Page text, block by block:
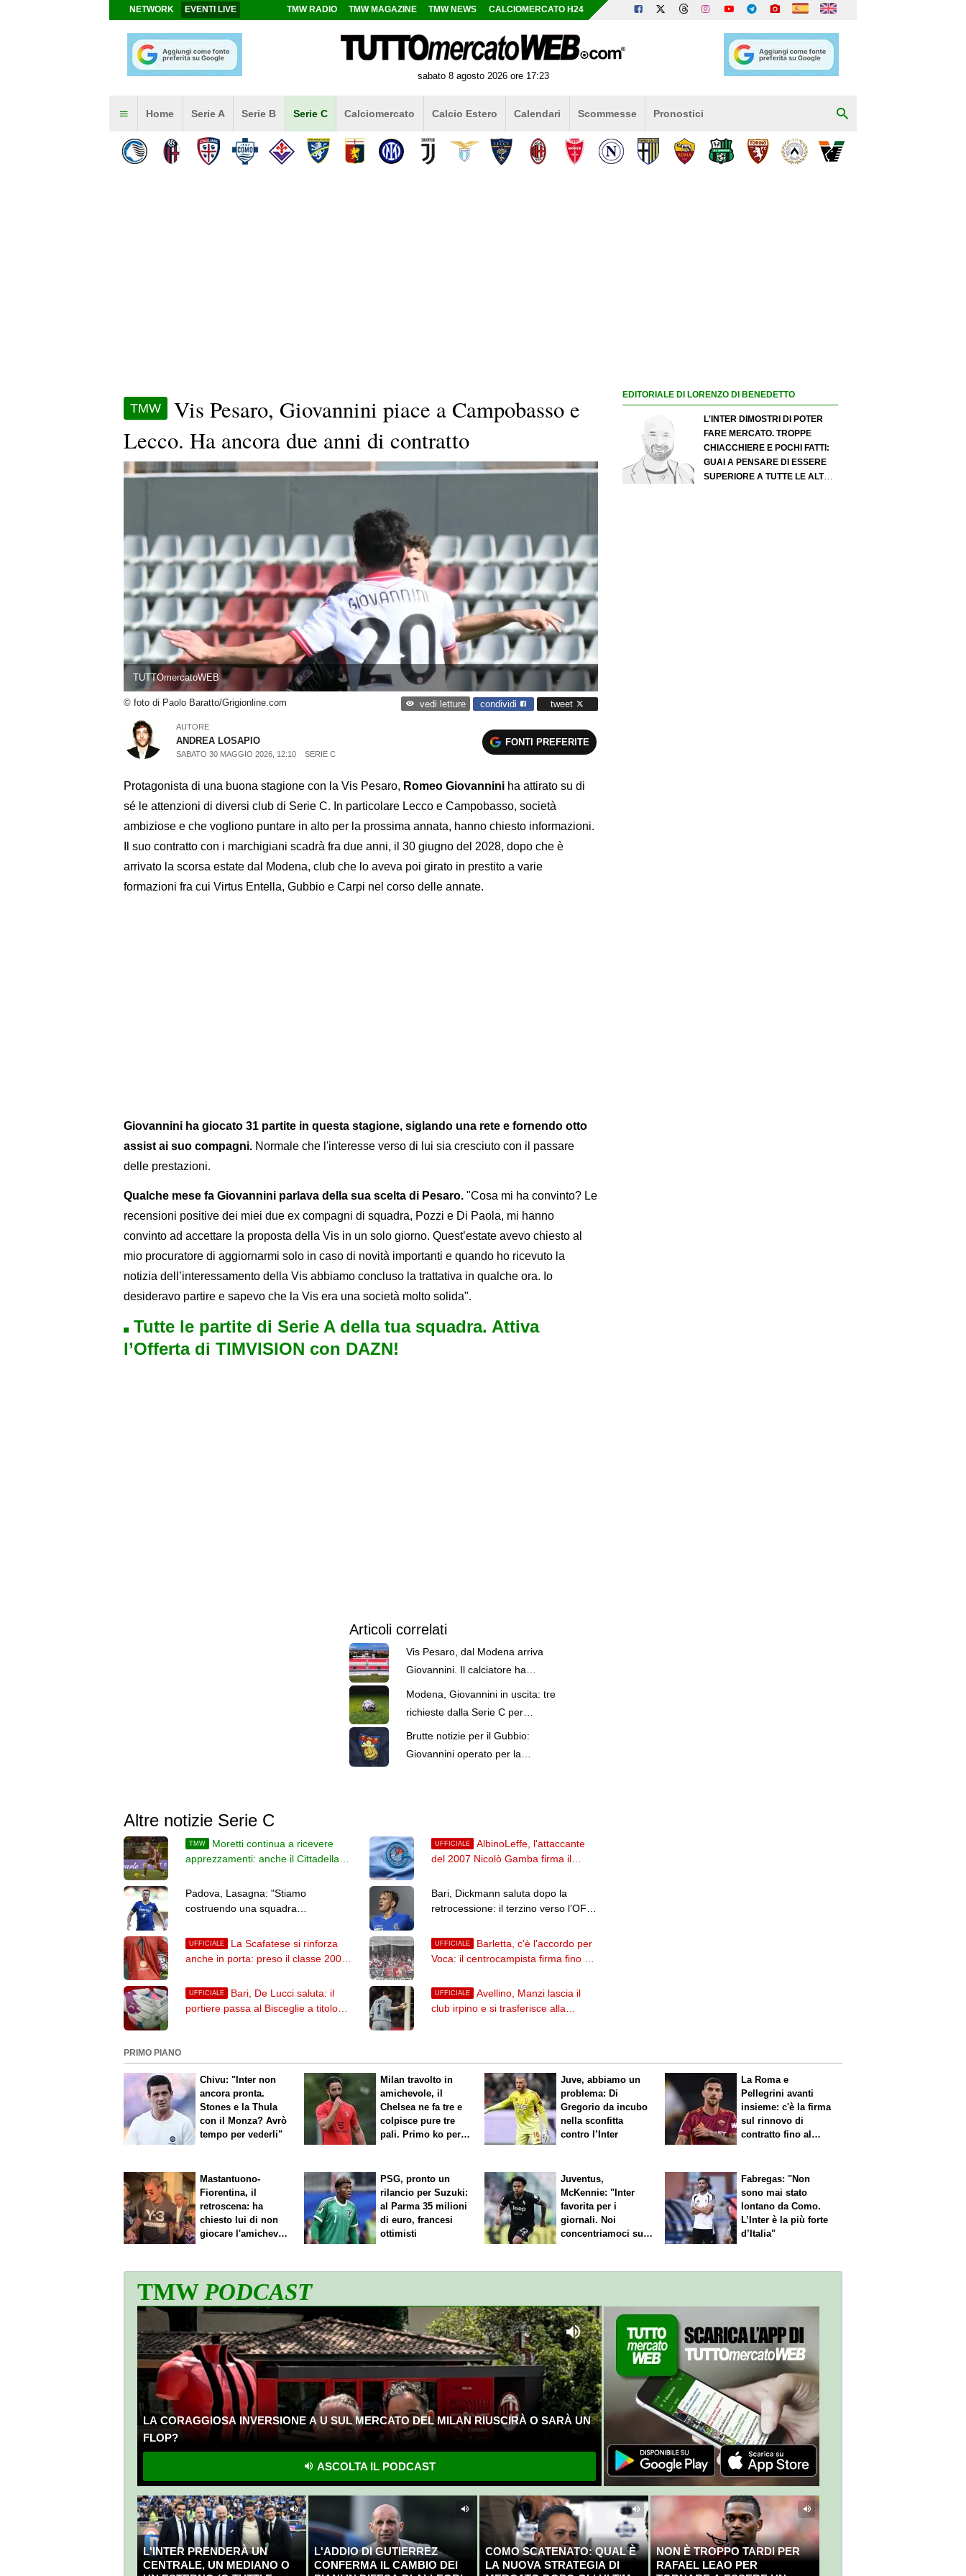
NETWORK EVENTI LIVE TMW RADIO TMW MAGAZINE TMW NEWS CALCIOMERCATO H24
sabato 8 agosto 2026 ore 17:23
Home Serie A Serie B Serie C Calciomercato Calcio Estero Calendari Scommesse Pronostici
TMW
Vis Pesaro, Giovannini piace a Campobasso e
Lecco. Ha ancora due anni di contratto
TUTTOmercatoWEB
© foto di Paolo Baratto/Grigionline.com vedi letture condividi tweet
AUTORE
ANDREA LOSAPIO
SABATO 30 MAGGIO 2026, 12:10 SERIE C
FONTI PREFERITE
Protagonista di una buona stagione con la Vis Pesaro, Romeo Giovannini ha attirato su di
sé le attenzioni di diversi club di Serie C. In particolare Lecco e Campobasso, società
ambiziose e che vogliono puntare in alto per la prossima annata, hanno chiesto informazioni.
Il suo contratto con i marchigiani scadrà fra due anni, il 30 giugno del 2028, dopo che è
arrivato la scorsa estate dal Modena, club che lo aveva poi girato in prestito a varie
formazioni fra cui Virtus Entella, Gubbio e Carpi nel corso delle annate.
Giovannini ha giocato 31 partite in questa stagione, siglando una rete e fornendo otto
assist ai suo compagni. Normale che l'interesse verso di lui sia cresciuto con il passare
delle prestazioni.
Qualche mese fa Giovannini parlava della sua scelta di Pesaro. "Cosa mi ha convinto? Le
recensioni positive dei miei due ex compagni di squadra, Pozzi e Di Paola, mi hanno
convinto ad accettare la proposta della Vis in un solo giorno. Quest’estate avevo chiesto al
mio procuratore di aggiornarmi solo in caso di novità importanti e quando ho ricevuto la
notizia dell’interessamento della Vis abbiamo concluso la trattativa in qualche ora. Io
desideravo partire e sapevo che la Vis era una società molto solida".
Tutte le partite di Serie A della tua squadra. Attiva
l’Offerta di TIMVISION con DAZN!
Articoli correlati
Vis Pesaro, dal Modena arriva
Giovannini. Il calciatore ha
Modena, Giovannini in uscita: tre
richieste dalla Serie C per
l'attaccante
Brutte notizie per il Gubbio:
Giovannini operato per la
Altre notizie Serie C
TMW
Moretti continua a ricevere
apprezzamenti: anche il Cittadella
UFFICIALE
AlbinoLeffe, l'attaccante
del 2007 Nicolò Gamba firma il
Padova, Lasagna: "Stiamo
costruendo una squadra
Bari, Dickmann saluta dopo la
retrocessione: il terzino verso l’OFI
UFFICIALE
La Scafatese si rinforza
anche in porta: preso il classe 2004
UFFICIALE
Barletta, c'è l'accordo per
Voca: il centrocampista firma fino al
UFFICIALE
Bari, De Lucci saluta: il
portiere passa al Bisceglie a titolo
UFFICIALE
Avellino, Manzi lascia il
club irpino e si trasferisce alla
EDITORIALE DI LORENZO DI BENEDETTO
L'INTER DIMOSTRI DI POTER
FARE MERCATO. TROPPE
CHIACCHIERE E POCHI FATTI:
GUAI A PENSARE DI ESSERE
SUPERIORE A TUTTE LE ALTRE
PRIMO PIANO
Chivu: "Inter non
ancora pronta.
Stones e la Thula
con il Monza? Avrò
tempo per vederli"
Milan travolto in
amichevole, il
Chelsea ne fa tre e
colpisce pure tre
pali. Primo ko per
Juve, abbiamo un
problema: Di
Gregorio da incubo
nella sconfitta
contro l’Inter
La Roma e
Pellegrini avanti
insieme: c'è la firma
sul rinnovo di
contratto fino al
Mastantuono-
Fiorentina, il
retroscena: ha
chiesto lui di non
giocare l'amichevole
PSG, pronto un
rilancio per Suzuki:
al Parma 35 milioni
di euro, francesi
ottimisti
Juventus,
McKennie: "Inter
favorita per i
giornali. Noi
concentriamoci sul
Fabregas: "Non
sono mai stato
lontano da Como.
L’Inter è la più forte
d’Italia"
TMWPODCAST
LA CORAGGIOSA INVERSIONE A U SUL MERCATO DEL MILAN RIUSCIRÀ O SARÀ UN
FLOP?
ASCOLTA IL PODCAST
L'INTER PRENDERÀ UN
CENTRALE, UN MEDIANO O
L'ADDIO DI GUTIERREZ
CONFERMA IL CAMBIO DEI
COMO SCATENATO: QUAL È
LA NUOVA STRATEGIA DI
NON È TROPPO TARDI PER
RAFAEL LEAO PER